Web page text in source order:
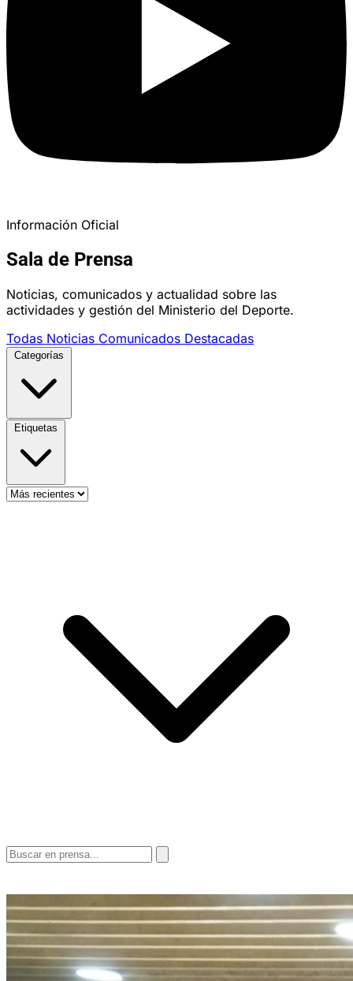
Información Oficial
Sala de Prensa
Noticias, comunicados y actualidad sobre las
actividades y gestión del Ministerio del Deporte.
Todas Noticias Comunicados Destacadas
Categorías
Etiquetas